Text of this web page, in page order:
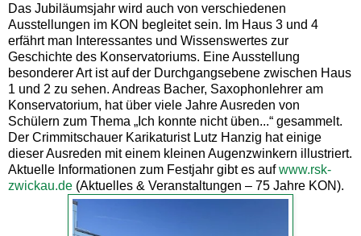
Das Jubiläumsjahr wird auch von verschiedenen
Ausstellungen im KON begleitet sein. Im Haus 3 und 4
erfährt man Interessantes und Wissenswertes zur
Geschichte des Konservatoriums. Eine Ausstellung
besonderer Art ist auf der Durchgangsebene zwischen Haus
1 und 2 zu sehen. Andreas Bacher, Saxophonlehrer am
Konservatorium, hat über viele Jahre Ausreden von
Schülern zum Thema „Ich konnte nicht üben...“ gesammelt.
Der Crimmitschauer Karikaturist Lutz Hanzig hat einige
dieser Ausreden mit einem kleinen Augenzwinkern illustriert.
Aktuelle Informationen zum Festjahr gibt es aufwww.rsk-
zwickau.de (Aktuelles & Veranstaltungen – 75 Jahre KON).